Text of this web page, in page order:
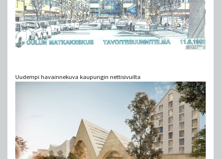
Uudempi havainnekuva kaupungin nettisivuilta